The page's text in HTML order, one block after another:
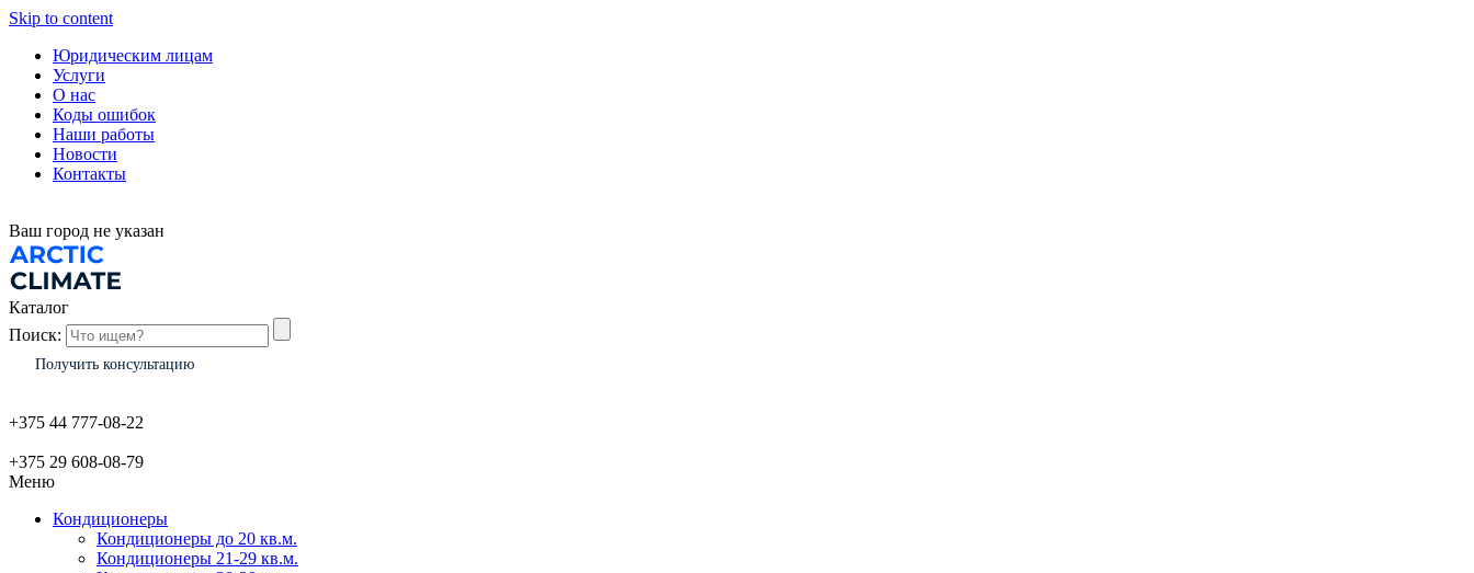
Skip to content
Юридическим лицам
Услуги
О нас
Коды ошибок
Наши работы
Новости
Контакты
Ваш город не указан
Каталог
Поиск:
Получить консультацию
+375 44 777-08-22
+375 29 608-08-79
Меню
Кондиционеры
Кондиционеры до 20 кв.м.
Кондиционеры 21-29 кв.м.